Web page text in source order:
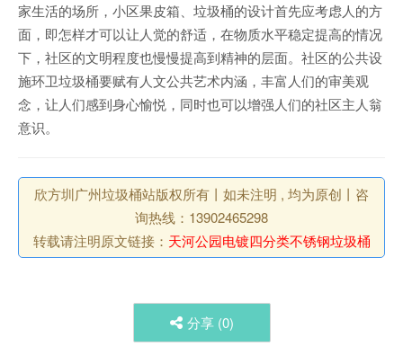
家生活的场所，小区果皮箱、垃圾桶的设计首先应考虑人的方
面，即怎样才可以让人觉的舒适，在物质水平稳定提高的情况
下，社区的文明程度也慢慢提高到精神的层面。社区的公共设
施环卫垃圾桶要赋有人文公共艺术内涵，丰富人们的审美观
念，让人们感到身心愉悦，同时也可以增强人们的社区主人翁
意识。
欣方圳广州垃圾桶站版权所有丨如未注明 , 均为原创丨咨
询热线：13902465298
转载请注明原文链接： 天河公园电镀四分类不锈钢垃圾桶
分享 (0)